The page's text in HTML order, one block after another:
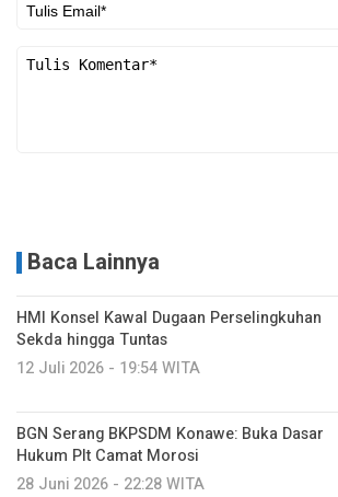
Baca Lainnya
HMI Konsel Kawal Dugaan Perselingkuhan
Sekda hingga Tuntas
12 Juli 2026 - 19:54 WITA
BGN Serang BKPSDM Konawe: Buka Dasar
Hukum Plt Camat Morosi
28 Juni 2026 - 22:28 WITA